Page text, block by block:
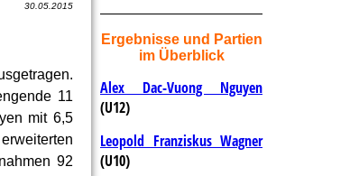
30.05.2015
11
mit 6,5
92
Ergebnisse und Partien
im Überblick
Alex Dac-Vuong Nguyen
(U12)
Leopold Franziskus Wagner
(U10)